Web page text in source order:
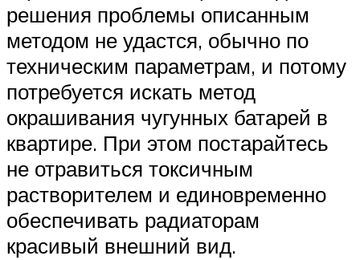
решения проблемы описанным
методом не удастся, обычно по
техническим параметрам, и потому
потребуется искать метод
окрашивания чугунных батарей в
квартире. При этом постарайтесь
не отравиться токсичным
растворителем и единовременно
обеспечивать радиаторам
красивый внешний вид.